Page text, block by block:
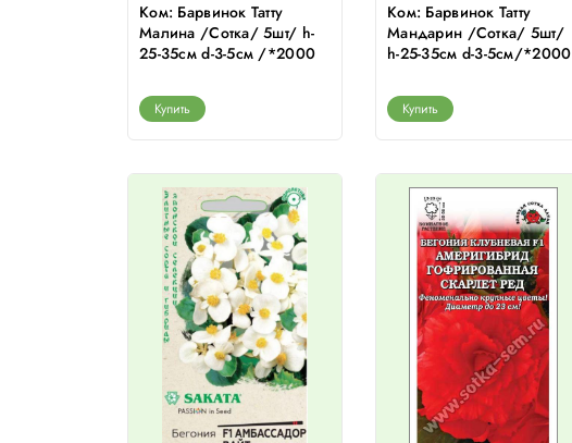
Ком: Барвинок Татту
Малина /Сотка/ 5шт/ h-
25-35см d-3-5см /*2000
Купить
Ком: Барвинок Татту
Мандарин /Сотка/ 5шт/
h-25-35см d-3-5см/*2000
Купить